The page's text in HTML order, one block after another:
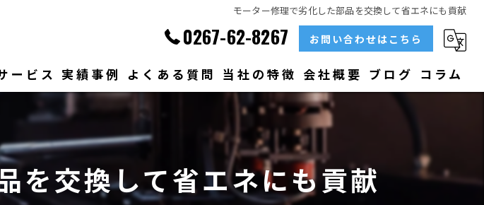
モーター修理で劣化した部品を交換して省エネにも貢献
0267-62-8267 お問い合わせはこちら
ービス 実績事例 よくある質問 当社の特徴
ベアリング
大型
会社概要 ブログ コラム
を交換して省エネにも貢献